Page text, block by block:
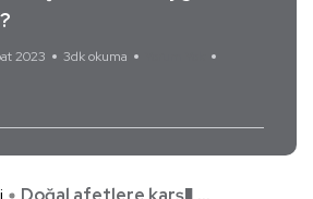
2023 3dk okuma